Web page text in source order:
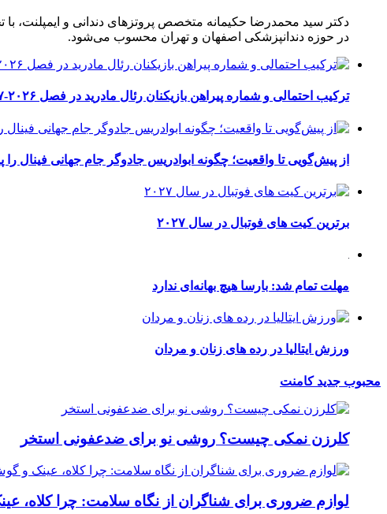
دکتر سید محمدرضا حکیمانه متخصص پروتزهای دندانی و ایمپلنت،
در حوزه دندانپزشکی اصفهان و تهران محسوب می‌شود.
ترکیب احتمالی و شماره پیراهن بازیکنان رئال مادرید در فصل ۲۰۲۶-۲۰۲۷
از پیش‌گویی تا واقعیت؛ چگونه ابوادریس جادوگر جام جهانی فینال
برترین کیت های فوتبال در سال ۲۰۲۷
مهلت تمام شد: بارسا هیچ بهانه‌‌ای ندارد
ورزش ایتالیا در رده های زنان و مردان
محبوب جدیدکامنت
کلرزن نمکی چیست؟ روشی نو برای ضدعفونی استخر
لوازم ضروری برای شناگران از نگاه سلامت: چرا کلاه،